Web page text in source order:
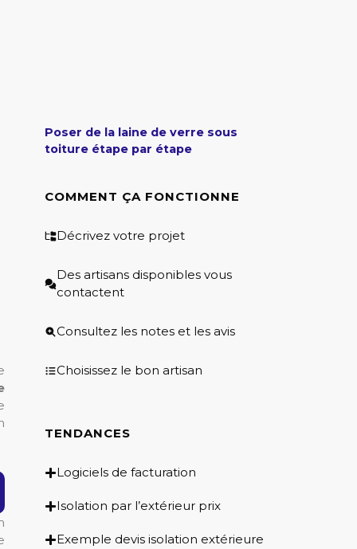
Poser de la laine de verre sous
toiture étape par étape
COMMENT ÇA FONCTIONNE
Décrivez votre projet
Des artisans disponibles vous
contactent
Consultez les notes et les avis
Choisissez le bon artisan
TENDANCES
Logiciels de facturation
Isolation par l’extérieur prix
Exemple devis isolation extérieure